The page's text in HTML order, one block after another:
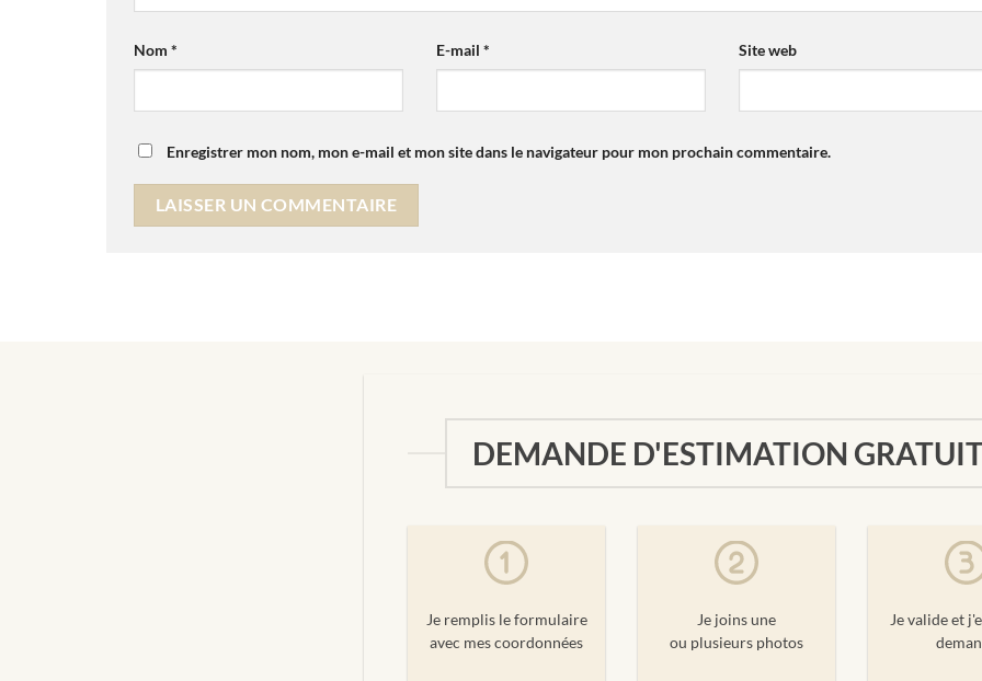
Nom* E-mail * Site web
Enregistrer mon nom, mon e-mail et mon site dans le navigateur pour mon prochain commentaire.
DEMANDE D'ESTIMATION
Je remplis le formulaire
avec mes coordonnées
Je joins une
ou plusieurs photos
Je valide et